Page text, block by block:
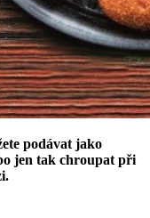
podávat jako
jen tak chroupat při